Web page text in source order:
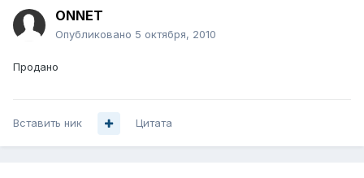
ONNET
Опубликовано 5 октября, 2010
Продано
Вставить ник Цитата